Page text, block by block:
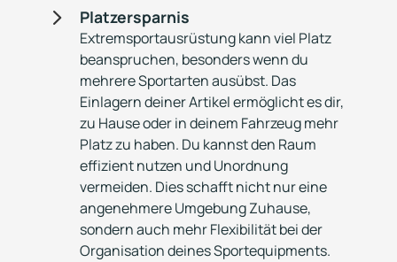
5 Platzersparnis
Extremsportausrüstung kann viel Platz
beanspruchen, besonders wenn du
mehrere Sportarten ausübst. Das
Einlagern deiner Artikel ermöglicht es dir,
zu Hause oder in deinem Fahrzeug mehr
Platz zu haben. Du kannst den Raum
effizient nutzen und Unordnung
vermeiden. Dies schafft nicht nur eine
angenehmere Umgebung Zuhause,
sondern auch mehr Flexibilität bei der
Organisation deines Sportequipments.